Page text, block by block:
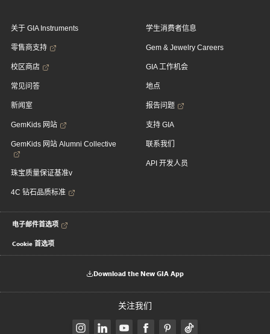
关于 GIA Instruments
零售商支持
校区商店
常见问答
新闻室
GemKids 网站
GemKids 网站 Alumni Collective
珠宝质量保证基准v
4C 钻石品质标准
学生消费者信息
Gem & Jewelry Careers
GIA 工作机会
地点
报告问题
支持 GIA
联系我们
API 开发人员
电子邮件首选项
Cookie 首选项
Download the New GIA App
关注我们